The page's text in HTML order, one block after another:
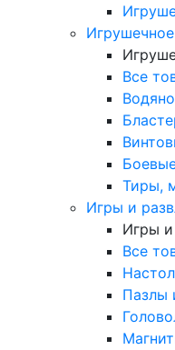
Все
Тиры,
Игры и
Игры и
Все
Пазлы